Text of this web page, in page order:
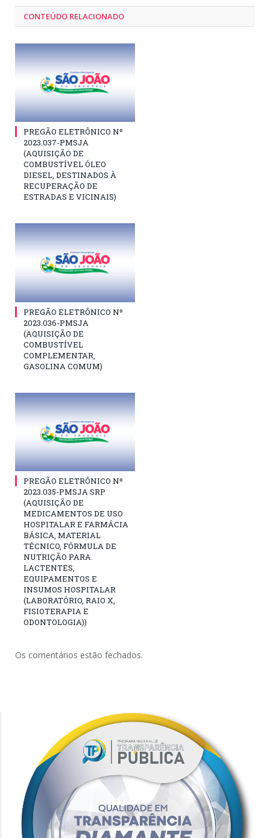
CONTEÚDO RELACIONADO
PREGÃO ELETRÔNICO Nº
2023.037-PMSJA
(AQUISIÇÃO DE
COMBUSTÍVEL ÓLEO
DIESEL, DESTINADOS À
RECUPERAÇÃO DE
ESTRADAS E VICINAIS)
PREGÃO ELETRÔNICO Nº
2023.036-PMSJA
(AQUISIÇÃO DE
COMBUSTÍVEL
COMPLEMENTAR,
GASOLINA COMUM)
PREGÃO ELETRÔNICO Nº
2023.035-PMSJA SRP
(AQUISIÇÃO DE
MEDICAMENTOS DE USO
HOSPITALAR E FARMÁCIA
BÁSICA, MATERIAL
TÉCNICO, FÓRMULA DE
NUTRIÇÃO PARA
LACTENTES,
EQUIPAMENTOS E
INSUMOS HOSPITALAR
(LABORATÓRIO, RAIO X,
FISIOTERAPIA E
ODONTOLOGIA))
Os comentários estão fechados.